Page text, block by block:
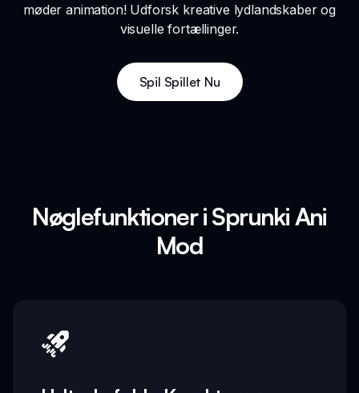
møder animation! Udforsk kreative lydlandskaber og
visuelle fortællinger.
Spil Spillet Nu
Nøglefunktioner i Sprunki Ani
Mod